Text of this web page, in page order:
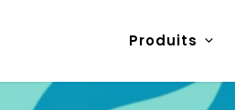
Produits